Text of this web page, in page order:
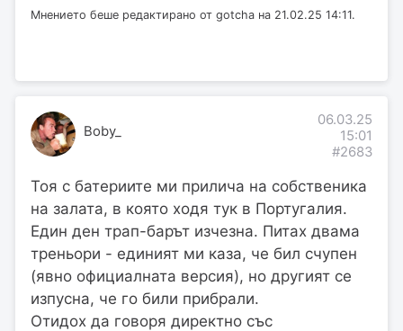
Мнението беше редактирано от gotcha на 21.02.25 14:11.
Boby_
06.03.25
15:01
#2683
Тоя с батериите ми прилича на собственика
на залата, в която ходя тук в Португалия.
Един ден трап-барът изчезна. Питах двама
треньори - единият ми каза, че бил счупен
(явно официалната версия), но другият се
изпусна, че го били прибрали.
Отидох да говоря директно със